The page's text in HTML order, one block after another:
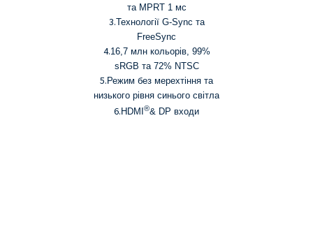
синього світла
та MPRT 1 мс
3.Технології G-Sync та
FreeSync
4.16,7 млн ​​кольорів, 99%
sRGB та 72% NTSC
5. Режим без мерехтіння та
низького рівня синього світла
6. HDMI ®& DP входи